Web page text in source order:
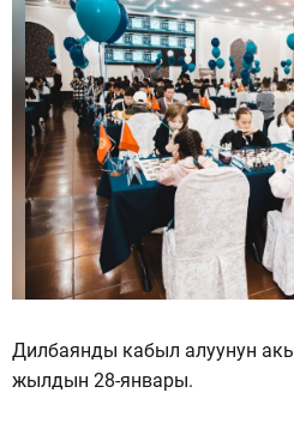
Дилбаянды кабыл алуунун
жылдын 28-январы.